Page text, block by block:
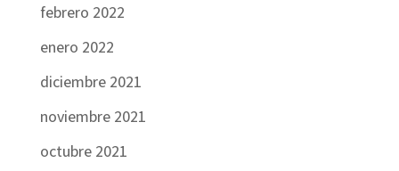
febrero 2022
enero 2022
diciembre 2021
noviembre 2021
octubre 2021